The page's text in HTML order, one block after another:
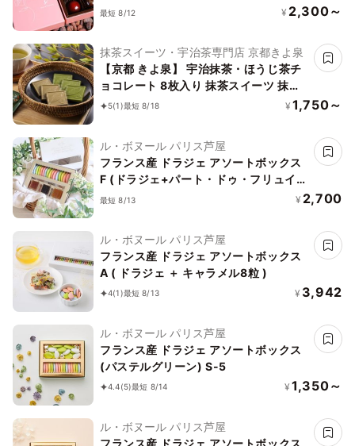
最短 8/12 ¥ 2,300～
抹茶スイーツ・宇治茶専門店 京都きよ泉
【京都 きよ泉】 宇治抹茶・ほうじ茶チ
ョコレート 8枚入り 抹茶スイーツ 抹茶
チョコ ギフト プレゼント お中元2026
5(1)最短 8/18 ¥ 1,750～
ル・ボヌール パリス芦屋
フランス産 ドラジェ アソートボックス
F (ドラジェ+パート・ドゥ・フリュイ3
粒)
最短 8/13 ¥ 2,700
ル・ボヌール パリス芦屋
フランス産 ドラジェ アソートボックス
A ( ドラジェ ＋ キャラメル8粒 )
4(1)最短 8/13 ¥ 3,942
ル・ボヌール パリス芦屋
フランス産 ドラジェ アソートボックス
(パステルグリーン) S-5
4.4(5)最短 8/14 ¥ 1,350～
ル・ボヌール パリス芦屋
フランス産 ドラジェ アソートボックス